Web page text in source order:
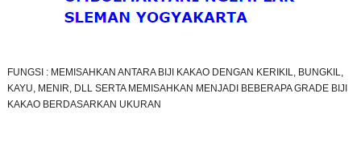
FUNGSI : MEMISAHKAN ANTARA BIJI KAKAO DENGAN KERIKIL, BUNGKIL,
KAYU, MENIR, DLL SERTA MEMISAHKAN MENJADI BEBERAPA GRADE BIJI
KAKAO BERDASARKAN UKURAN